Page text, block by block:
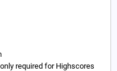
required for Highscores